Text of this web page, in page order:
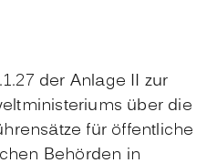
der Anlage II zur
über die
für öffentliche
Behörden in